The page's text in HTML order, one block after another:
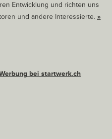
Entwicklung und richten uns
und andere Interessierte. »
bei startwerk.ch